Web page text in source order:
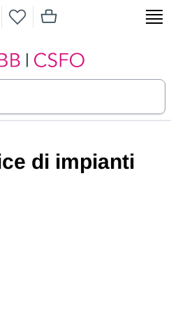
articoli nel carrello,
di impianti